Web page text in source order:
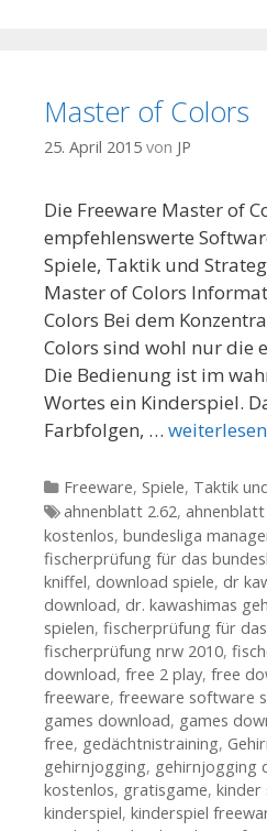
Master of Colors
25. April 2015 von JP
Die Freeware Master of
empfehlenswerte
Spiele, Taktik und
Master of Colors
Colors Bei dem
Colors sind wohl nur die
Die Bedienung ist im
Wortes ein Kinderspiel.
Farbfolgen, … weiterlesen
Kategorien
Freeware, Spiele, Taktik
Tags
ahnenblatt 2.62, ahnenblatt
kostenlos, bundesliga
fischerprüfung für das
kniffel, download spiele, dr
download, dr. kawashimas
spielen, fischerprüfung für
fischerprüfung nrw 2010,
download, free 2 play, free
freeware, freeware software
games download, games
free, gedächtnistraining,
gehirnjogging, gehirnjogging
kostenlos, gratisgame, kinder
kinderspiel, kinderspiel